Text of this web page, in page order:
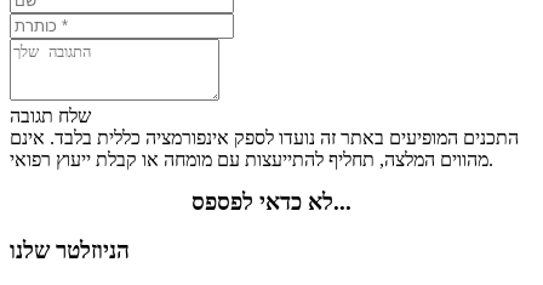
שלח תגובה
התכנים המופיעים באתר זה נועדו לספק אינפורמציה כללית בלבד. אינם
מהווים המלצה, תחליף להתייעצות עם מומחה או קבלת ייעוץ רפואי.
לא כדאי לפספס...
הניוזלטר שלנו